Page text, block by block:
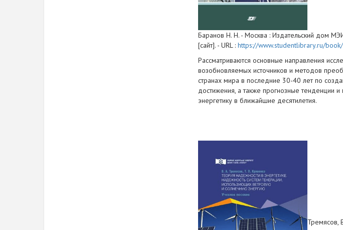
Баранов Н. Н. - Москва : Издательский дом
[сайт]. - URL : https://www.studentlibrary.ru/
Рассматриваются основные направления
возобновляемых источников и методов
странах мира в последние 30-40 лет по
достижения, а также прогнозные тенденции
энергетику в ближайшие десятилетия.
Тремясов,